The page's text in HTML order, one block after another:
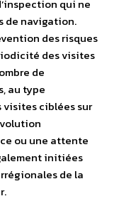
qui ne
de navigation.
des risques
des visites
de
au type
visites ciblées sur
ou une attente
initiées
de la